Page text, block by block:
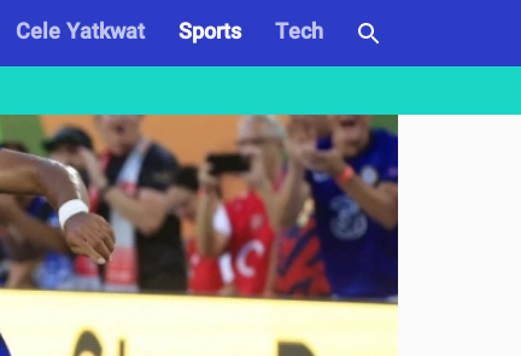
Cele Yatkwat Sports
Tech